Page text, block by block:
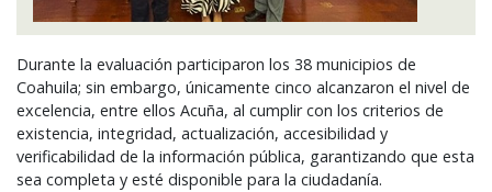
Durante la evaluación participaron los 38 municipios de
Coahuila; sin embargo, únicamente cinco alcanzaron el nivel de
excelencia, entre ellos Acuña, al cumplir con los criterios de
existencia, integridad, actualización, accesibilidad y
verificabilidad de la información pública, garantizando que esta
sea completa y esté disponible para la ciudadanía.